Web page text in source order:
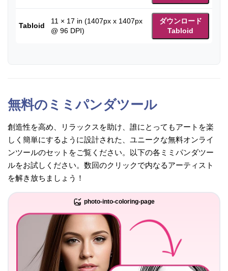
Tabloid
11 × 17 in (1407px x 1407px
@ 96 DPI)
ダウンロード
Tabloid
無料のミミパンダツール
創造性を高め、リラックスを助け、誰にとってもアートを楽
しく簡単にするように設計された、ユニークな無料オンライ
ンツールのセットをご覧ください。以下の各ミミパンダツー
ルをお試しください。数回のクリックで内なるアーティスト
を解き放ちましょう！
photo-into-coloring-page